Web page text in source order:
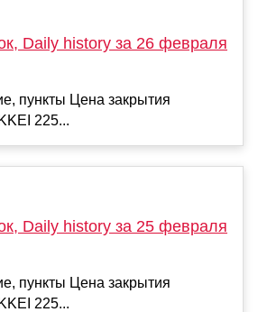
Daily history за 26 февраля
пункты Цена закрытия
225...
Daily history за 25 февраля
пункты Цена закрытия
225...